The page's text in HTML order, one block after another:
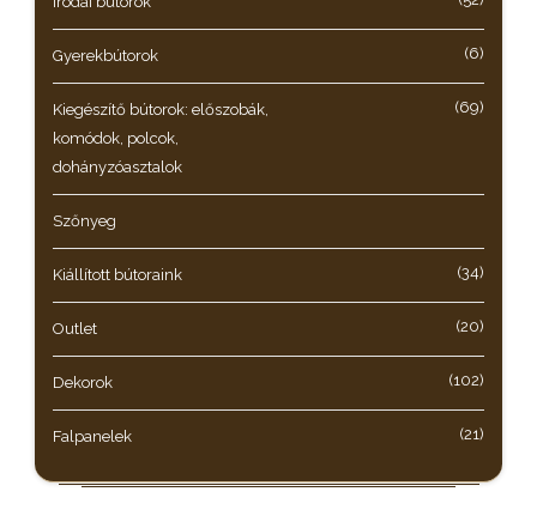
Gyerekbútorok (6)
Kiegészítő bútorok: előszobák,
komódok, polcok,
dohányzóasztalok
(69)
Szőnyeg
Kiállított bútoraink (34)
Outlet (20)
Dekorok (102)
Falpanelek (21)